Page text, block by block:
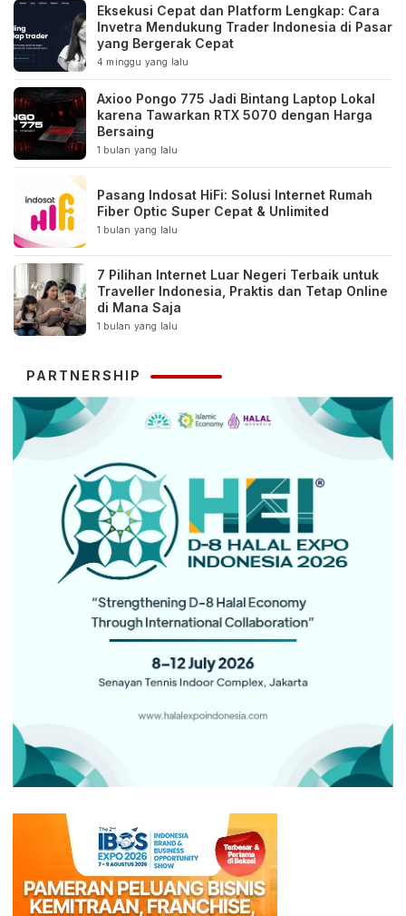
Eksekusi Cepat dan Platform Lengkap: Cara
Invetra Mendukung Trader Indonesia di Pasar
yang Bergerak Cepat
4 minggu yang lalu
Axioo Pongo 775 Jadi Bintang Laptop Lokal
karena Tawarkan RTX 5070 dengan Harga
Bersaing
1 bulan yang lalu
Pasang Indosat HiFi: Solusi Internet Rumah
Fiber Optic Super Cepat & Unlimited
1 bulan yang lalu
7 Pilihan Internet Luar Negeri Terbaik untuk
Traveller Indonesia, Praktis dan Tetap Online
di Mana Saja
1 bulan yang lalu
PARTNERSHIP